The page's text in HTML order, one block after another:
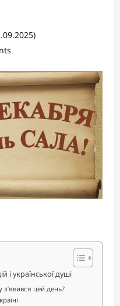
і української душі
цей день?